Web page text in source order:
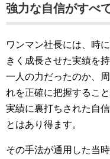
強力な自信がすべ
ワンマン社長には、時
きく成長させた実績を
一人の力だったのか、
れを正確に把握するこ
実績に裏打ちされた自
とはあり得ます。
その手法が通用した当